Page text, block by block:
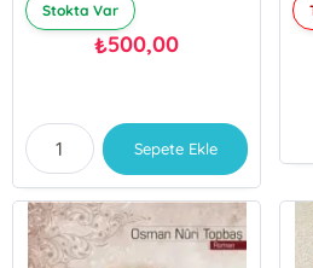
Stokta Var
₺500,00
Sepete Ekle